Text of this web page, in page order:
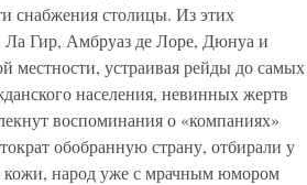
снабжения столицы. Из этих
Ла Гир, Амбруаз де Лоре, Дюнуа и
местности, устраивая рейды до самых
населения, невинных жертв
воспоминания о «компаниях»
обобранную страну, отбирали у
кожи, народ уже с мрачным юмором